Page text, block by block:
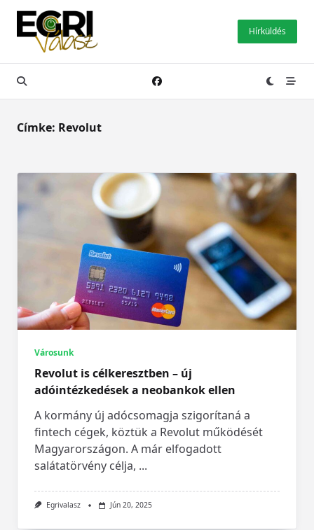
Skip
content
Hírküldés
Címke: Revolut
Városunk
Revolut is célkeresztben – új
adóintézkedések a neobankok ellen
A kormány új adócsomagja szigorítaná a
fintech cégek, köztük a Revolut működését
Magyarországon. A már elfogadott
salátatörvény célja, ...
Egrivalasz Jún 20, 2025